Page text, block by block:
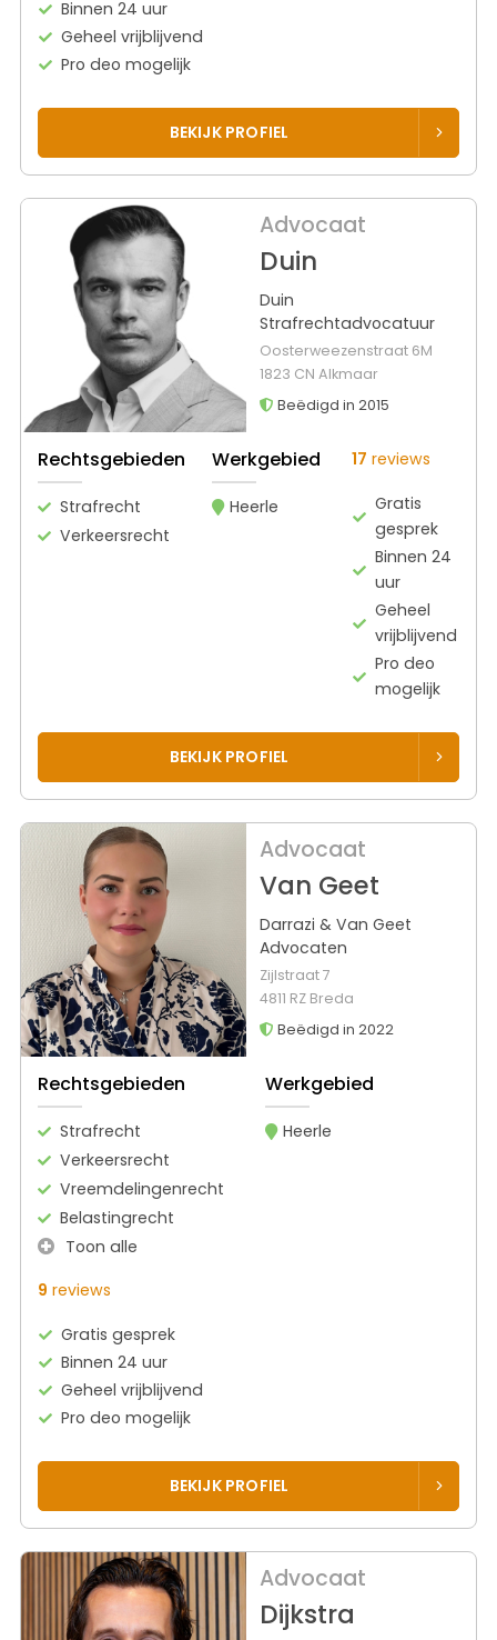
Binnen 24 uur
Geheel vrijblijvend
Pro deo mogelijk
BEKIJK PROFIEL
Advocaat
Duin
Duin
Strafrechtadvocatuur
Oosterweezenstraat 6M
1823 CN Alkmaar
Beëdigd in 2015
Rechtsgebieden
Strafrecht
Verkeersrecht
Werkgebied
Heerle
17 reviews
Gratis
gesprek
Binnen 24
uur
Geheel
vrijblijvend
Pro deo
mogelijk
BEKIJK PROFIEL
Advocaat
Van Geet
Darrazi & Van Geet
Advocaten
Zijlstraat 7
4811 RZ Breda
Beëdigd in 2022
Rechtsgebieden
Strafrecht
Verkeersrecht
Vreemdelingenrecht
Belastingrecht
Toon alle
Werkgebied
Heerle
9 reviews
Gratis gesprek
Binnen 24 uur
Geheel vrijblijvend
Pro deo mogelijk
BEKIJK PROFIEL
Advocaat
Dijkstra